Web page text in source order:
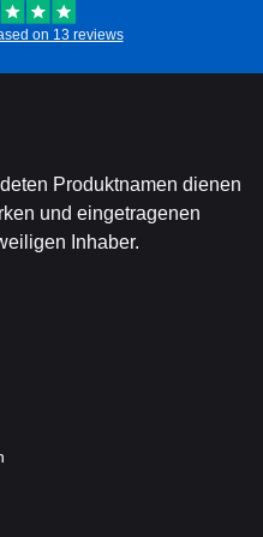
on 13 reviews
Produktnamen dienen
und eingetragenen
Inhaber.